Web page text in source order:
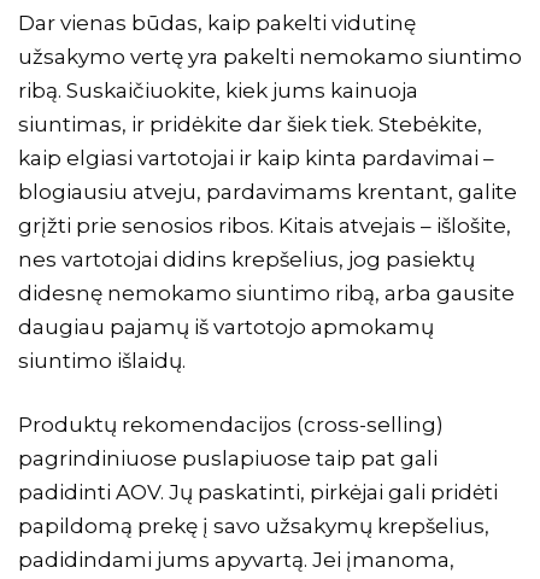
Dar vienas būdas, kaip pakelti vidutinę
užsakymo vertę yra pakelti nemokamo siuntimo
ribą. Suskaičiuokite, kiek jums kainuoja
siuntimas, ir pridėkite dar šiek tiek. Stebėkite,
kaip elgiasi vartotojai ir kaip kinta pardavimai –
blogiausiu atveju, pardavimams krentant, galite
grįžti prie senosios ribos. Kitais atvejais – išlošite,
nes vartotojai didins krepšelius, jog pasiektų
didesnę nemokamo siuntimo ribą, arba gausite
daugiau pajamų iš vartotojo apmokamų
siuntimo išlaidų.
Produktų rekomendacijos (cross-selling)
pagrindiniuose puslapiuose taip pat gali
padidinti AOV. Jų paskatinti, pirkėjai gali pridėti
papildomą prekę į savo užsakymų krepšelius,
padidindami jums apyvartą. Jei įmanoma,